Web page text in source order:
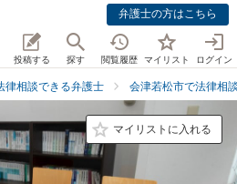
弁護士の方はこちら
投稿する 探す 閲覧履歴 マイリスト ログイン
律相談できる弁護士 会津若松市で法律相
マイリストに入れる